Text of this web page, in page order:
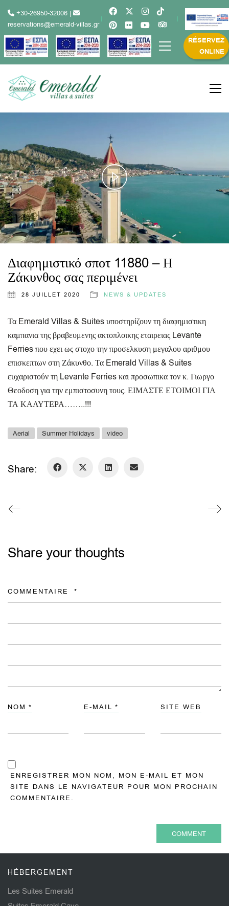
+30-26950-32006 |
reservations@emerald-villas.gr
RÉSERVEZ
ONLINE
Play
Video
Διαφημιστικό σποτ 11880 – Η
Ζάκυνθος σας περιμένει
28 JUILLET 2020 NEWS & UPDATES
Τα Emerald Villas & Suites υποστηρίζουν τη διαφημιστικη
καμπανια της βραβευμενης ακτοπλοικης εταιρειας Levante
Ferries που εχει ως στοχο την προσελκυση μεγαλου αριθμου
επισκεπτων στη Ζάκυνθο. Τα Emerald Villas & Suites
ευχαριστούν τη Levante Ferries και προσωπικα τον κ. Γιωργο
Θεοδοση για την εμπιστοσυνη τους. ΕΙΜΑΣΤΕ ΕΤΟΙΜΟΙ ΓΙΑ
ΤΑ ΚΑΛΥΤΕΡΑ……..!!!
Aerial Summer Holidays video
Share:
Share your thoughts
COMMENTAIRE *
NOM * E-MAIL * SITE WEB
ENREGISTRER MON NOM, MON E-MAIL ET MON
SITE DANS LE NAVIGATEUR POUR MON PROCHAIN
COMMENTAIRE.
HÉBERGEMENT
Les Suites Emerald